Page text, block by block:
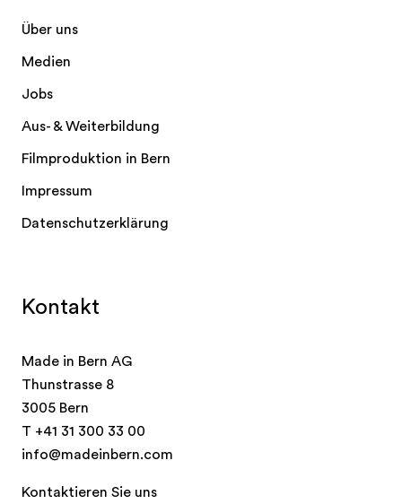
Kontakt
Made in Bern AG
Thunstrasse 8
3005 Bern
T +41 31 300 33 00
info@madeinbern.com
Kontaktieren Sie uns
Über uns
Medien
Jobs
Aus- & Weiterbildung
Filmproduktion in Bern
Impressum
Datenschutzerklärung